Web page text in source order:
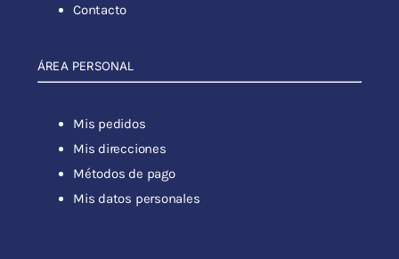
Contacto
ÁREA PERSONAL
Mis pedidos
Mis direcciones
Métodos de pago
Mis datos personales